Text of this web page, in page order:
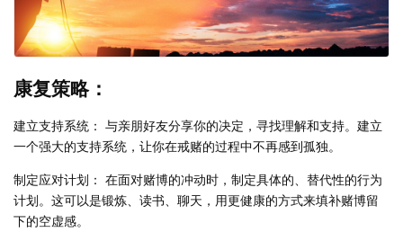
康复策略：
建立支持系统： 与亲朋好友分享你的决定，寻找理解和支持。建立
一个强大的支持系统，让你在戒赌的过程中不再感到孤独。
制定应对计划： 在面对赌博的冲动时，制定具体的、替代性的行为
计划。这可以是锻炼、读书、聊天，用更健康的方式来填补赌博留
下的空虚感。